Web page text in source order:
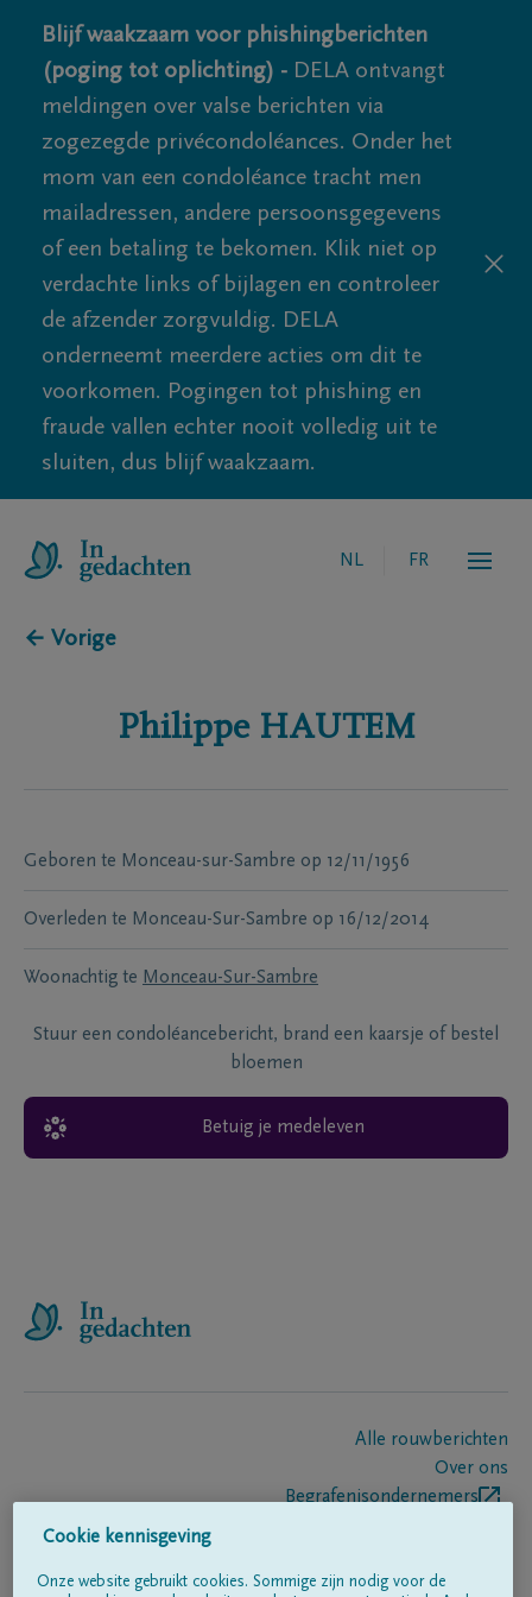
Blijf waakzaam voor phishingberichten
(poging tot oplichting) - DELA ontvangt
meldingen over valse berichten via
zogezegde privécondoléances. Onder het
mom van een condoléance tracht men
mailadressen, andere persoonsgegevens
of een betaling te bekomen. Klik niet op
verdachte links of bijlagen en controleer
de afzender zorgvuldig. DELA
onderneemt meerdere acties om dit te
voorkomen. Pogingen tot phishing en
fraude vallen echter nooit volledig uit te
sluiten, dus blijf waakzaam.
NL FR
← Vorige
Philippe HAUTEM
Geboren te Monceau-sur-Sambre op 12/11/1956
Overleden te Monceau-Sur-Sambre op 16/12/2014
Woonachtig te Monceau-Sur-Sambre
Stuur een condoléancebericht, brand een kaarsje of bestel
bloemen
Betuig je medeleven
Alle rouwberichten
Over ons
Begrafenisondernemers
Cookie kennisgeving
Onze website gebruikt cookies. Sommige zijn nodig voor de